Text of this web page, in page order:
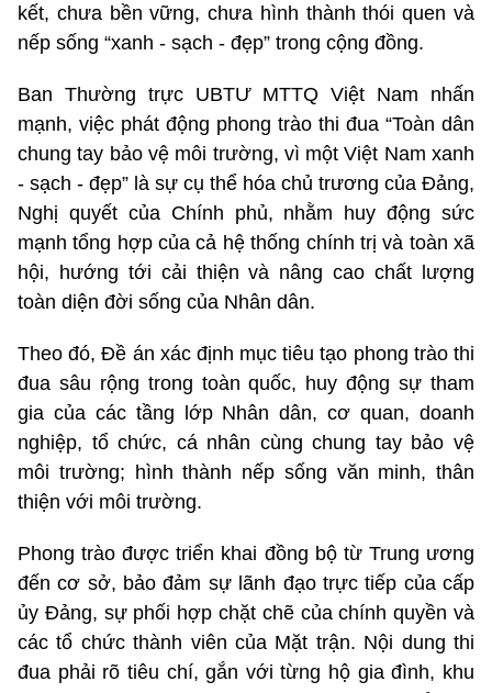
kết, chưa bền vững, chưa hình thành thói quen và
nếp sống “xanh - sạch - đẹp” trong cộng đồng.
Ban Thường trực UBTƯ MTTQ Việt Nam nhấn
mạnh, việc phát động phong trào thi đua “Toàn dân
chung tay bảo vệ môi trường, vì một Việt Nam xanh
- sạch - đẹp” là sự cụ thể hóa chủ trương của Đảng,
Nghị quyết của Chính phủ, nhằm huy động sức
mạnh tổng hợp của cả hệ thống chính trị và toàn xã
hội, hướng tới cải thiện và nâng cao chất lượng
toàn diện đời sống của Nhân dân.
Theo đó, Đề án xác định mục tiêu tạo phong trào thi
đua sâu rộng trong toàn quốc, huy động sự tham
gia của các tầng lớp Nhân dân, cơ quan, doanh
nghiệp, tổ chức, cá nhân cùng chung tay bảo vệ
môi trường; hình thành nếp sống văn minh, thân
thiện với môi trường.
Phong trào được triển khai đồng bộ từ Trung ương
đến cơ sở, bảo đảm sự lãnh đạo trực tiếp của cấp
ủy Đảng, sự phối hợp chặt chẽ của chính quyền và
các tổ chức thành viên của Mặt trận. Nội dung thi
đua phải rõ tiêu chí, gắn với từng hộ gia đình, khu